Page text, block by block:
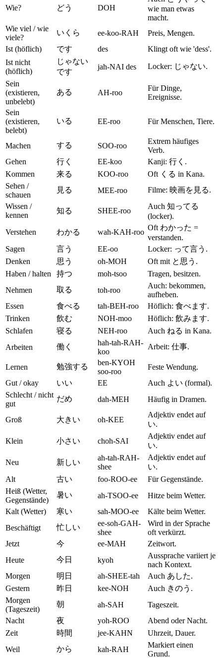
Wie? どう DOH
wie man etwas
macht.
Wie viel / wie
viele?
いくら ee-koo-RAH
Preis, Mengen.
Ist (höflich)
です des
Klingt oft wie 'dess'.
Ist nicht
(höflich)
じゃない
です
jah-NAI des Locker: じゃない.
Sein
(existieren,
unbelebt)
ある AH-roo
Für Dinge,
Ereignisse.
Sein
(existieren,
belebt)
いる EE-roo Für Menschen, Tiere.
Machen する SOO-roo
Extrem häufiges
Verb.
Gehen
行く EE-koo
Kanji: 行く.
Kommen
来る KOO-roo
Oft くる in Kana.
Sehen /
schauen
見る MEE-roo
Filme: 映画を見る.
Wissen /
kennen
知る SHEE-roo
Auch 知ってる
(locker).
Verstehen
わかる wah-KAH-roo
Oft わかった =
verstanden.
Sagen
言う EE-oo
Locker: って言う.
Denken
思う oh-MOH
Oft mit と思う.
Haben / halten
持つ moh-tsoo
Tragen, besitzen.
Nehmen
取る toh-roo
Auch: bekommen,
aufheben.
Essen
食べる tah-BEH-roo
Höflich: 食べます.
Trinken
飲む NOH-moo
Höflich: 飲みます.
Schlafen
寝る NEH-roo
Auch ねる in Kana.
Arbeiten
働く
hah-tah-RAH-
koo
Arbeit: 仕事.
Lernen 勉強する
ben-KYOH
soo-roo
Feste Wendung.
Gut / okay
いい EE
Auch よい (formal).
Schlecht / nicht
gut
だめ dah-MEH Häufig in Dramen.
Groß 大きい oh-KEE
Adjektiv endet auf
い.
Klein
小さい choh-SAI
Adjektiv endet auf
い.
Neu
新しい
ah-tah-RAH-
shee
Adjektiv endet auf
い.
Alt
古い foo-ROO-ee
Für Gegenstände.
Heiß (Wetter,
Gegenstände)
暑い ah-TSOO-ee
Hitze beim Wetter.
Kalt (Wetter)
寒い sah-MOO-ee
Kälte beim Wetter.
Beschäftigt
忙しい
ee-soh-GAH-
shee
Wird in der Sprache
oft verkürzt.
Jetzt
今 ee-MAH
Zeitwort.
Heute
今日 kyoh
Aussprache variiert je
nach Kontext.
Morgen
明日 ah-SHEE-tah
Auch あした.
Gestern
昨日 kee-NOH
Auch きのう.
Morgen
(Tageszeit)
朝 ah-SAH
Tageszeit.
Nacht
夜 yoh-ROO
Abend oder Nacht.
Zeit
時間 jee-KAHN
Uhrzeit, Dauer.
Weil
から kah-RAH
Markiert einen
Grund.